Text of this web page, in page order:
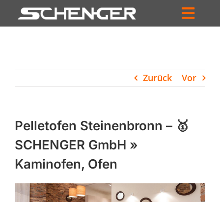
Inhalt
HÄNDLERSUCHE
UNTERNEHMEN
PROFIL
WARENKORB
Zurück Vor
Pelletofen Steinenbronn – 🥇
SCHENGER GmbH »
Kaminofen, Ofen